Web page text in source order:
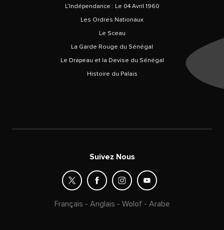
L’Indépendance : Le 04 Avril 1960
Les Ordres Nationaux
Le Sceau
La Garde Rouge du Sénégal
Le Drapeau et la Devise du Sénégal
Histoire du Palais
Suivez Nous
Français - Anglais - Wolof- Arabe